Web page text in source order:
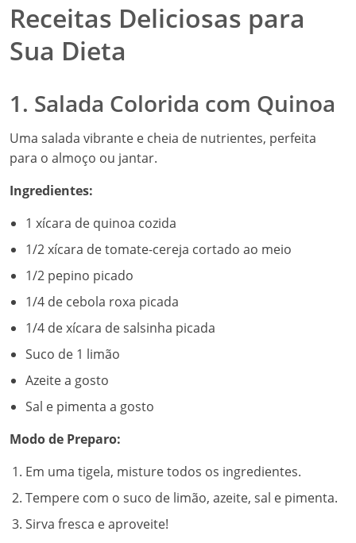
Receitas Deliciosas para
Sua Dieta
1. Salada Colorida com Quinoa
Uma salada vibrante e cheia de nutrientes, perfeita
para o almoço ou jantar.
Ingredientes:
1 xícara de quinoa cozida
1/2 xícara de tomate-cereja cortado ao meio
1/2 pepino picado
1/4 de cebola roxa picada
1/4 de xícara de salsinha picada
Suco de 1 limão
Azeite a gosto
Sal e pimenta a gosto
Modo de Preparo:
Em uma tigela, misture todos os ingredientes.
Tempere com o suco de limão, azeite, sal e pimenta.
Sirva fresca e aproveite!